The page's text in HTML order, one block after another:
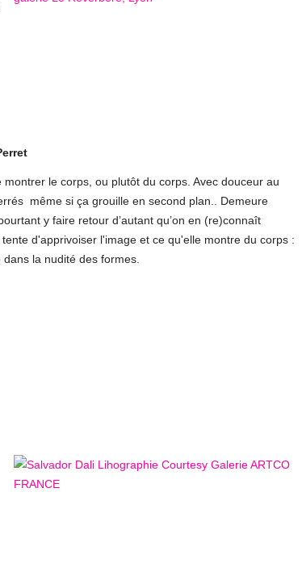
le corps, ou plutôt du corps. Avec douceur au
même si ça grouille en second plan.. Demeure
y faire retour d’autant qu’on en (re)connaît
d'apprivoiser l'image et ce qu'elle montre du corps :
la nudité des formes.